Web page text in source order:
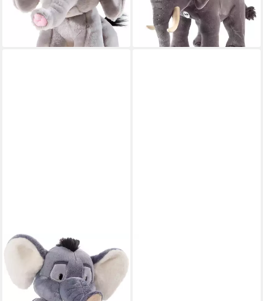
25,55 € UVP29,99 €
lieferbar - in 6-8 Werktagen bei dir
ab 799,00 € UVP1.000,00 €
-20%
lieferbar - in 5-6 Werktagen bei dir